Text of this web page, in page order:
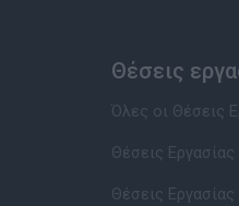
Θέσεις
Όλες οι Θέσεις
Θέσεις Εργασίας
Θέσεις Εργασίας